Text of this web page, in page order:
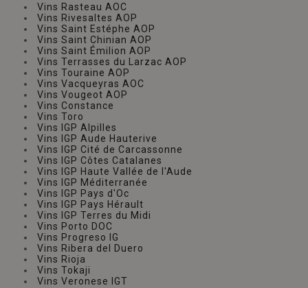
Vins Rasteau AOC
Vins Rivesaltes AOP
Vins Saint Estéphe AOP
Vins Saint Chinian AOP
Vins Saint Émilion AOP
Vins Terrasses du Larzac AOP
Vins Touraine AOP
Vins Vacqueyras AOC
Vins Vougeot AOP
Vins Constance
Vins Toro
Vins IGP Alpilles
Vins IGP Aude Hauterive
Vins IGP Cité de Carcassonne
Vins IGP Côtes Catalanes
Vins IGP Haute Vallée de l'Aude
Vins IGP Méditerranée
Vins IGP Pays d'Oc
Vins IGP Pays Hérault
Vins IGP Terres du Midi
Vins Porto DOC
Vins Progreso IG
Vins Ribera del Duero
Vins Rioja
Vins Tokaji
Vins Veronese IGT